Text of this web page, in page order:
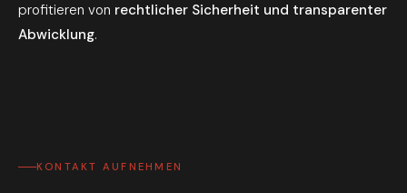
profitieren von rechtlicher Sicherheit und transparenter
Abwicklung.
KONTAKT AUFNEHMEN